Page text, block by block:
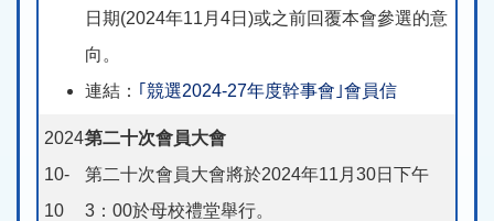
日期(2024年11月4日)或之前回覆本會參選的意
向。
連結： ｢競選2024-27年度幹事會｣會員信
2024-
10-
10
第二十次會員大會
第二十次會員大會將於2024年11月30日下午
3：00於母校禮堂舉行。